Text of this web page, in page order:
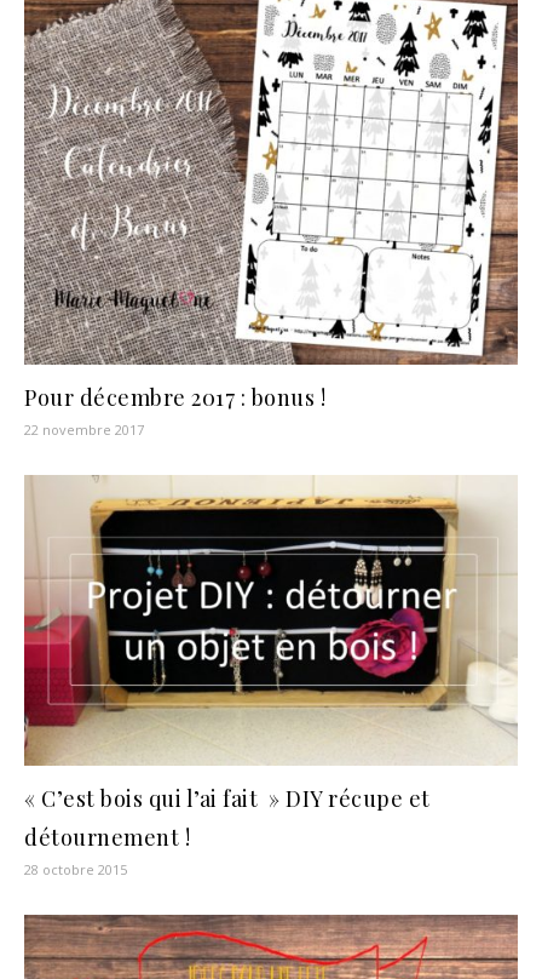
Pour décembre 2017 : bonus !
22 novembre 2017
« C’est bois qui l’ai fait » DIY récupe et
détournement !
28 octobre 2015